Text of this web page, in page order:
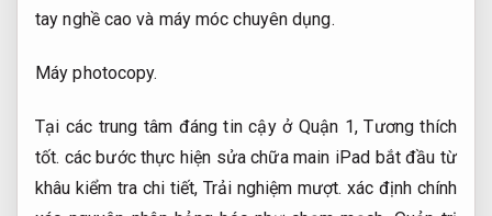
tay nghề cao và máy móc chuyên dụng.
Máy photocopy.
Tại các trung tâm đáng tin cậy ở Quận 1,Tương thích
tốt. các bước thực hiện sửa chữa main iPad bắt đầu từ
khâu kiểm tra chi tiết, Trải nghiệm mượt. xác định chính